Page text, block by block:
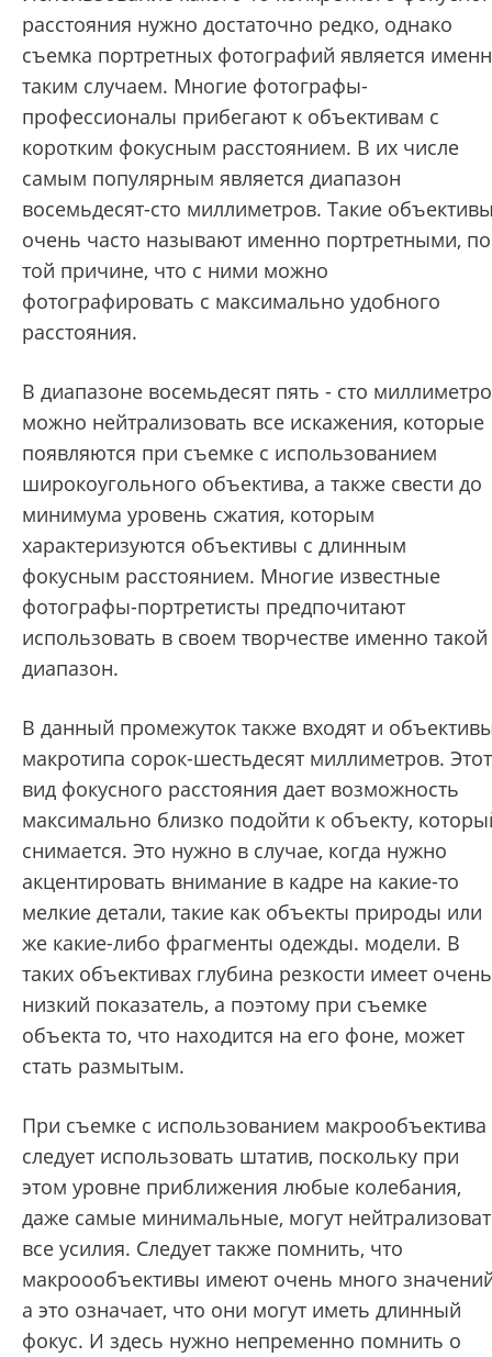
расстояния нужно достаточно редко, однако
съемка портретных фотографий является
таким случаем. Многие фотографы-
профессионалы прибегают к объективам с
коротким фокусным расстоянием. В их числе
самым популярным является диапазон
восемьдесят-сто миллиметров. Такие
очень часто называют именно портретными, по
той причине, что с ними можно
фотографировать с максимально удобного
расстояния.
В диапазоне восемьдесят пять - сто
можно нейтрализовать все искажения, которые
появляются при съемке с использованием
широкоугольного объектива, а также свести до
минимума уровень сжатия, которым
характеризуются объективы с длинным
фокусным расстоянием. Многие известные
фотографы-портретисты предпочитают
использовать в своем творчестве именно такой
диапазон.
В данный промежуток также входят и
макротипа сорок-шестьдесят миллиметров. Этот
вид фокусного расстояния дает возможность
максимально близко подойти к объекту,
снимается. Это нужно в случае, когда нужно
акцентировать внимание в кадре на какие-то
мелкие детали, такие как объекты природы или
же какие-либо фрагменты одежды. модели. В
таких объективах глубина резкости имеет очень
низкий показатель, а поэтому при съемке
объекта то, что находится на его фоне, может
стать размытым.
При съемке с использованием макрообъектива
следует использовать штатив, поскольку при
этом уровне приближения любые колебания,
даже самые минимальные, могут
все усилия. Следует также помнить, что
макроообъективы имеют очень много
а это означает, что они могут иметь длинный
фокус. И здесь нужно непременно помнить о